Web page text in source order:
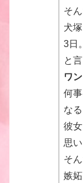
そ
犬
3日
と
ワ
何
な
彼
思
そ
嫉